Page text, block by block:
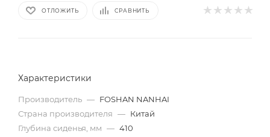
ОТЛОЖИТЬ СРАВНИТЬ
Характеристики
Производитель — FOSHAN NANHAI
Страна производителя — Китай
Глубина сиденья, мм — 410